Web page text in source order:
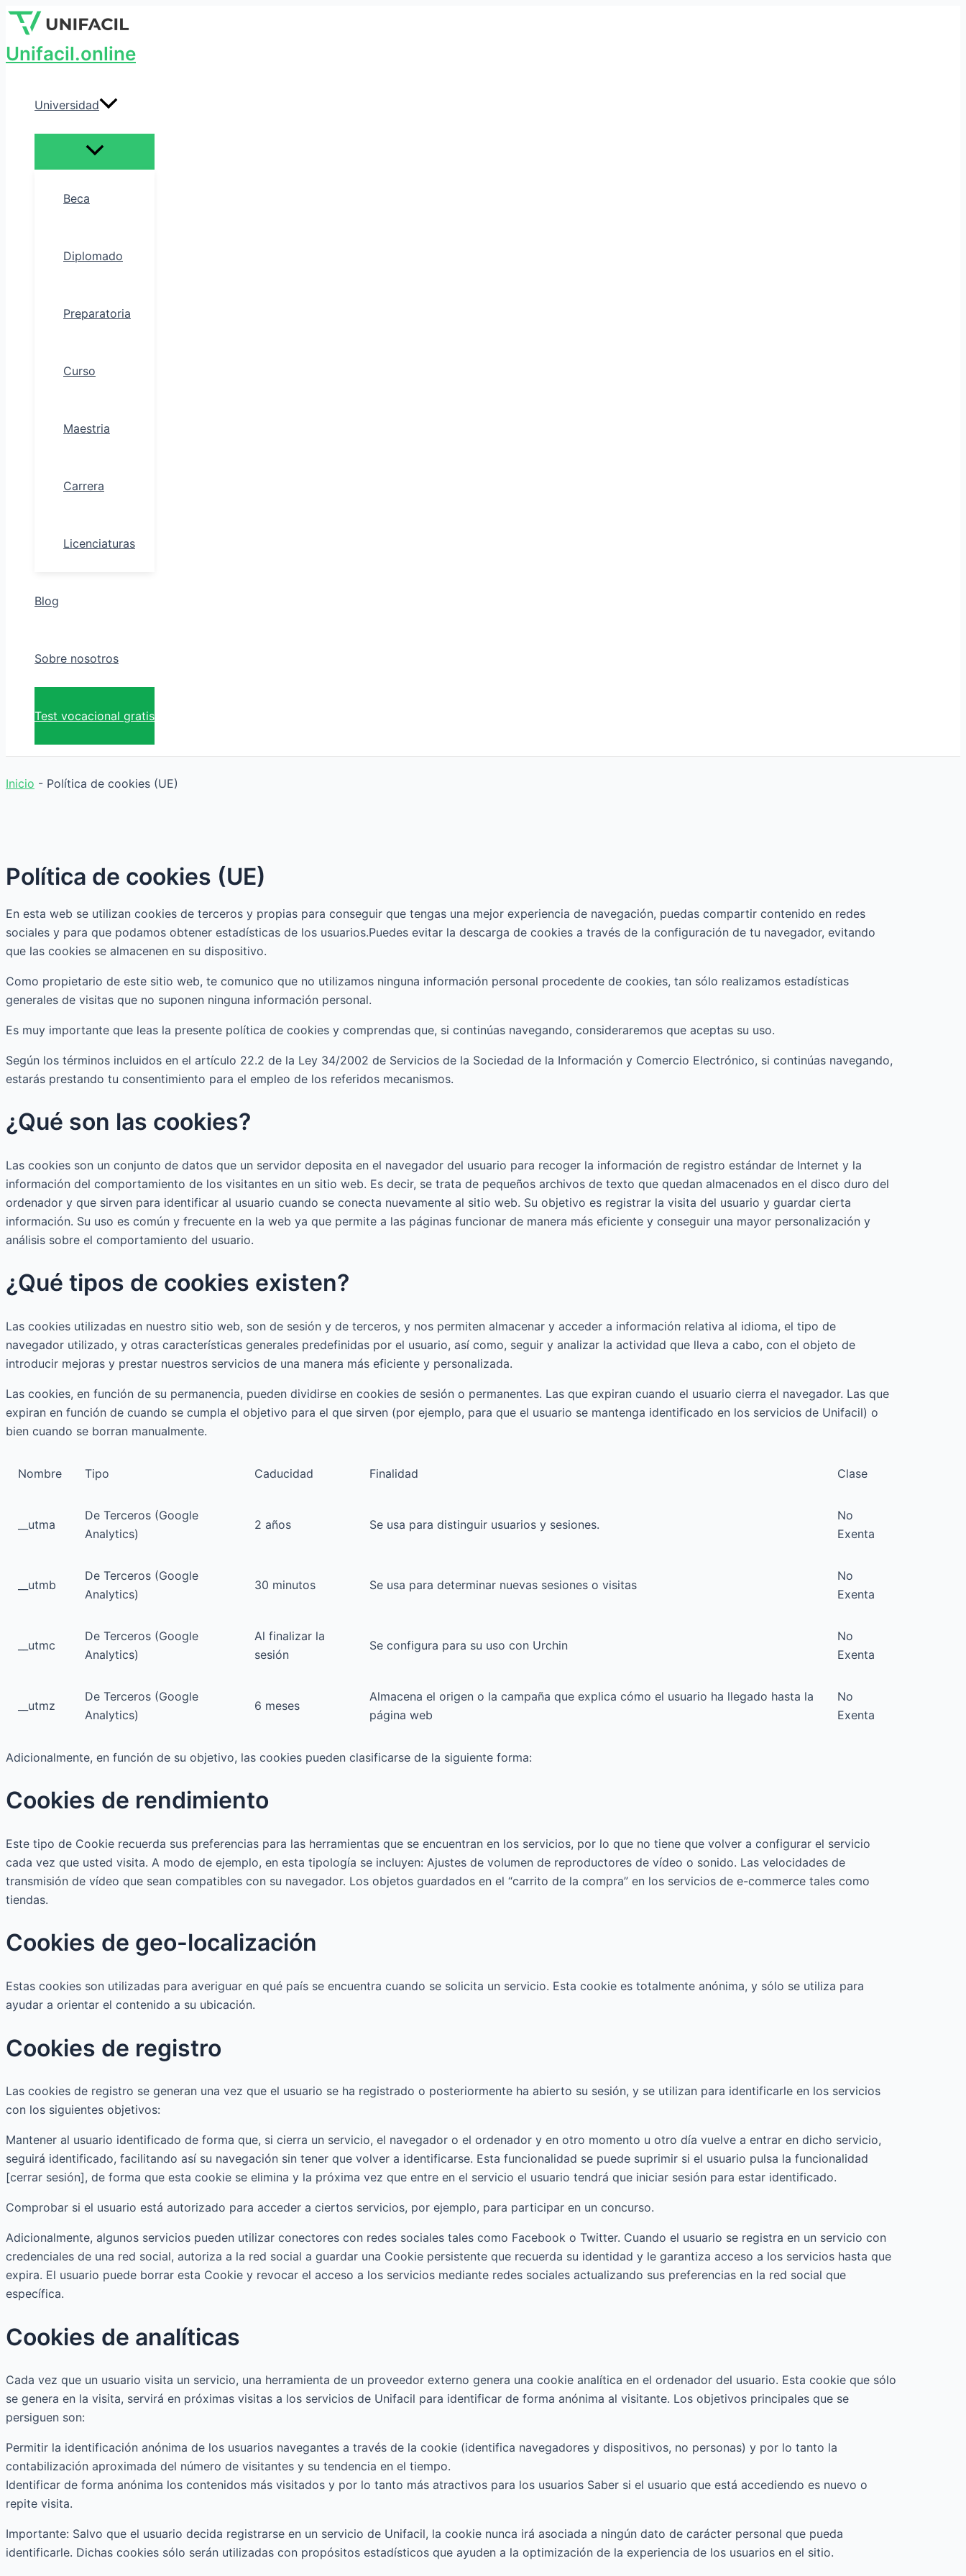
Ir
contenido
Unifacil.online
Universidad
menú
Beca
Diplomado
Preparatoria
Curso
Maestria
Carrera
Licenciaturas
Blog
Sobre nosotros
Test vocacional gratis
Inicio - Política de cookies (UE)
Política de cookies (UE)
En esta web se utilizan cookies de terceros y propias para conseguir que tengas una mejor experiencia de navegación, puedas compartir contenido en redes
sociales y para que podamos obtener estadísticas de los usuarios.Puedes evitar la descarga de cookies a través de la configuración de tu navegador, evitando
que las cookies se almacenen en su dispositivo.
Como propietario de este sitio web, te comunico que no utilizamos ninguna información personal procedente de cookies, tan sólo realizamos estadísticas
generales de visitas que no suponen ninguna información personal.
Es muy importante que leas la presente política de cookies y comprendas que, si continúas navegando, consideraremos que aceptas su uso.
Según los términos incluidos en el artículo 22.2 de la Ley 34/2002 de Servicios de la Sociedad de la Información y Comercio Electrónico, si continúas navegando,
estarás prestando tu consentimiento para el empleo de los referidos mecanismos.
¿Qué son las cookies?
Las cookies son un conjunto de datos que un servidor deposita en el navegador del usuario para recoger la información de registro estándar de Internet y la
información del comportamiento de los visitantes en un sitio web. Es decir, se trata de pequeños archivos de texto que quedan almacenados en el disco duro del
ordenador y que sirven para identificar al usuario cuando se conecta nuevamente al sitio web. Su objetivo es registrar la visita del usuario y guardar cierta
información. Su uso es común y frecuente en la web ya que permite a las páginas funcionar de manera más eficiente y conseguir una mayor personalización y
análisis sobre el comportamiento del usuario.
¿Qué tipos de cookies existen?
Las cookies utilizadas en nuestro sitio web, son de sesión y de terceros, y nos permiten almacenar y acceder a información relativa al idioma, el tipo de
navegador utilizado, y otras características generales predefinidas por el usuario, así como, seguir y analizar la actividad que lleva a cabo, con el objeto de
introducir mejoras y prestar nuestros servicios de una manera más eficiente y personalizada.
Las cookies, en función de su permanencia, pueden dividirse en cookies de sesión o permanentes. Las que expiran cuando el usuario cierra el navegador. Las que
expiran en función de cuando se cumpla el objetivo para el que sirven (por ejemplo, para que el usuario se mantenga identificado en los servicios de Unifacil) o
bien cuando se borran manualmente.
Nombre Tipo Caducidad Finalidad Clase
__utma
De Terceros (Google
Analytics)
2 años Se usa para distinguir usuarios y sesiones.
No
Exenta
__utmb
De Terceros (Google
Analytics)
30 minutos Se usa para determinar nuevas sesiones o visitas
No
Exenta
__utmc
De Terceros (Google
Analytics)
Al finalizar la
sesión
Se configura para su uso con Urchin
No
Exenta
__utmz
De Terceros (Google
Analytics)
6 meses
Almacena el origen o la campaña que explica cómo el usuario ha llegado hasta la
página web
No
Exenta
Adicionalmente, en función de su objetivo, las cookies pueden clasificarse de la siguiente forma:
Cookies de rendimiento
Este tipo de Cookie recuerda sus preferencias para las herramientas que se encuentran en los servicios, por lo que no tiene que volver a configurar el servicio
cada vez que usted visita. A modo de ejemplo, en esta tipología se incluyen: Ajustes de volumen de reproductores de vídeo o sonido. Las velocidades de
transmisión de vídeo que sean compatibles con su navegador. Los objetos guardados en el “carrito de la compra” en los servicios de e-commerce tales como
tiendas.
Cookies de geo-localización
Estas cookies son utilizadas para averiguar en qué país se encuentra cuando se solicita un servicio. Esta cookie es totalmente anónima, y sólo se utiliza para
ayudar a orientar el contenido a su ubicación.
Cookies de registro
Las cookies de registro se generan una vez que el usuario se ha registrado o posteriormente ha abierto su sesión, y se utilizan para identificarle en los servicios
con los siguientes objetivos:
Mantener al usuario identificado de forma que, si cierra un servicio, el navegador o el ordenador y en otro momento u otro día vuelve a entrar en dicho servicio,
seguirá identificado, facilitando así su navegación sin tener que volver a identificarse. Esta funcionalidad se puede suprimir si el usuario pulsa la funcionalidad
[cerrar sesión], de forma que esta cookie se elimina y la próxima vez que entre en el servicio el usuario tendrá que iniciar sesión para estar identificado.
Comprobar si el usuario está autorizado para acceder a ciertos servicios, por ejemplo, para participar en un concurso.
Adicionalmente, algunos servicios pueden utilizar conectores con redes sociales tales como Facebook o Twitter. Cuando el usuario se registra en un servicio con
credenciales de una red social, autoriza a la red social a guardar una Cookie persistente que recuerda su identidad y le garantiza acceso a los servicios hasta que
expira. El usuario puede borrar esta Cookie y revocar el acceso a los servicios mediante redes sociales actualizando sus preferencias en la red social que
específica.
Cookies de analíticas
Cada vez que un usuario visita un servicio, una herramienta de un proveedor externo genera una cookie analítica en el ordenador del usuario. Esta cookie que sólo
se genera en la visita, servirá en próximas visitas a los servicios de Unifacil para identificar de forma anónima al visitante. Los objetivos principales que se
persiguen son:
Permitir la identificación anónima de los usuarios navegantes a través de la cookie (identifica navegadores y dispositivos, no personas) y por lo tanto la
contabilización aproximada del número de visitantes y su tendencia en el tiempo.
Identificar de forma anónima los contenidos más visitados y por lo tanto más atractivos para los usuarios Saber si el usuario que está accediendo es nuevo o
repite visita.
Importante: Salvo que el usuario decida registrarse en un servicio de Unifacil, la cookie nunca irá asociada a ningún dato de carácter personal que pueda
identificarle. Dichas cookies sólo serán utilizadas con propósitos estadísticos que ayuden a la optimización de la experiencia de los usuarios en el sitio.